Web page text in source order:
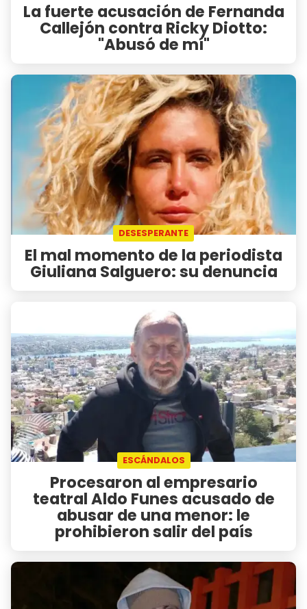
La fuerte acusación de Fernanda
Callejón contra Ricky Diotto:
"Abusó de mí"
DESESPERANTE
El mal momento de la periodista
Giuliana Salguero: su denuncia
ESCÁNDALOS
Procesaron al empresario
teatral Aldo Funes acusado de
abusar de una menor: le
prohibieron salir del país